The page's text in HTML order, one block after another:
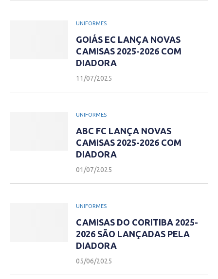
UNIFORMES
GOIÁS EC LANÇA NOVAS
CAMISAS 2025-2026 COM
DIADORA
11/07/2025
UNIFORMES
ABC FC LANÇA NOVAS
CAMISAS 2025-2026 COM
DIADORA
01/07/2025
UNIFORMES
CAMISAS DO CORITIBA 2025-
2026 SÃO LANÇADAS PELA
DIADORA
05/06/2025